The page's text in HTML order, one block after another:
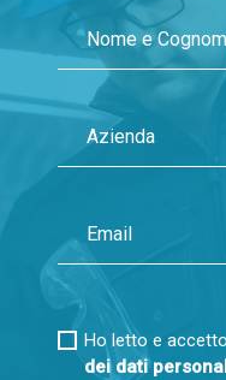
Ho letto e accetto
dei dati